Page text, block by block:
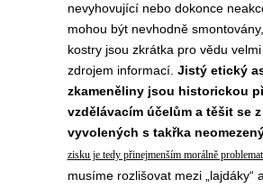
nevyhovující nebo dokonce
mohou být nevhodně
kostry jsou zkrátka pro vědu
zdrojem informací. Jistý etický
zkameněliny jsou historickou
vzdělávacím účelům a těšit se
vyvolených s takřka
zisku je tedy přinejmenším morálně
musíme rozlišovat mezi